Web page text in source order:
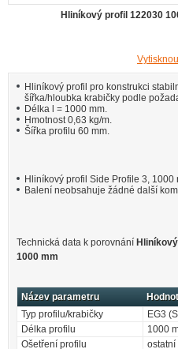
Hliníkový profil 122030
Hliníkový profil pro konstrukci
šířka/hloubka krabičky podle
Délka l = 1000 mm.
Hmotnost 0,63 kg/m.
Šířka profilu 60 mm.
Hliníkový profil Side Profile 3, 1000
Balení neobsahuje žádné další
Technická data k porovnání
1000 mm
Název parametru
Typ profilu/krabičky
EG3
Délka profilu
1000
Ošetření profilu
ostatní